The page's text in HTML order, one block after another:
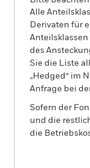
Alle
Derivaten für
des
Sie die Liste
„Hedged“ im
Anfrage bei
Sofern der
und die
die